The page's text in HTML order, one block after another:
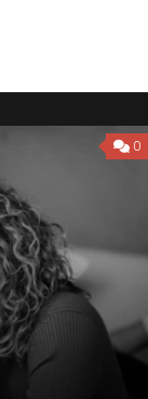
0